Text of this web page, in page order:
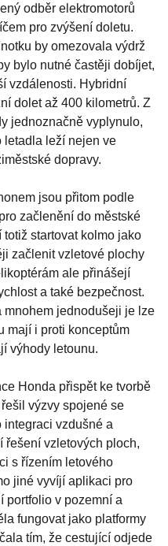
odběr elektromotorů
pro zvýšení doletu.
by omezovala výdrž
bylo nutné častěji dobíjet,
vzdálenosti. Hybridní
dolet až 400 kilometrů. Z
jednoznačně vyplynulo,
letadla leží nejen ve
dopravy.
jsou přitom podle
začlenění do městské
startovat kolmo jako
začlenit vzletové plochy
ale přinášejí
a také bezpečnost.
mnohem jednodušeji je lze
mají i proti konceptům
výhody letounu.
Honda přispět ke tvorbě
řešil výzvy spojené se
integraci vzdušné a
řešení vzletových ploch,
s řízením letového
jiné vyvíjí aplikaci pro
portfolio v pozemní a
fungovat jako platformy
tím, že cestující odjede